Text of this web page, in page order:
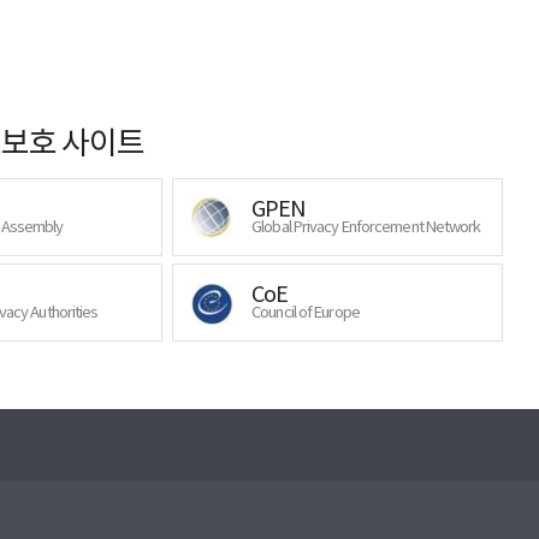
호 사이트
GPEN
Global Privacy Enforcement Network
Authorities
CoE
Council of Europe